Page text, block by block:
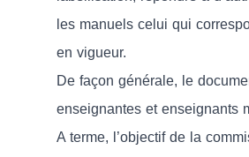
les manuels celui qui
en vigueur.
De façon générale, le
enseignantes et enseignants
A terme, l’objectif de la